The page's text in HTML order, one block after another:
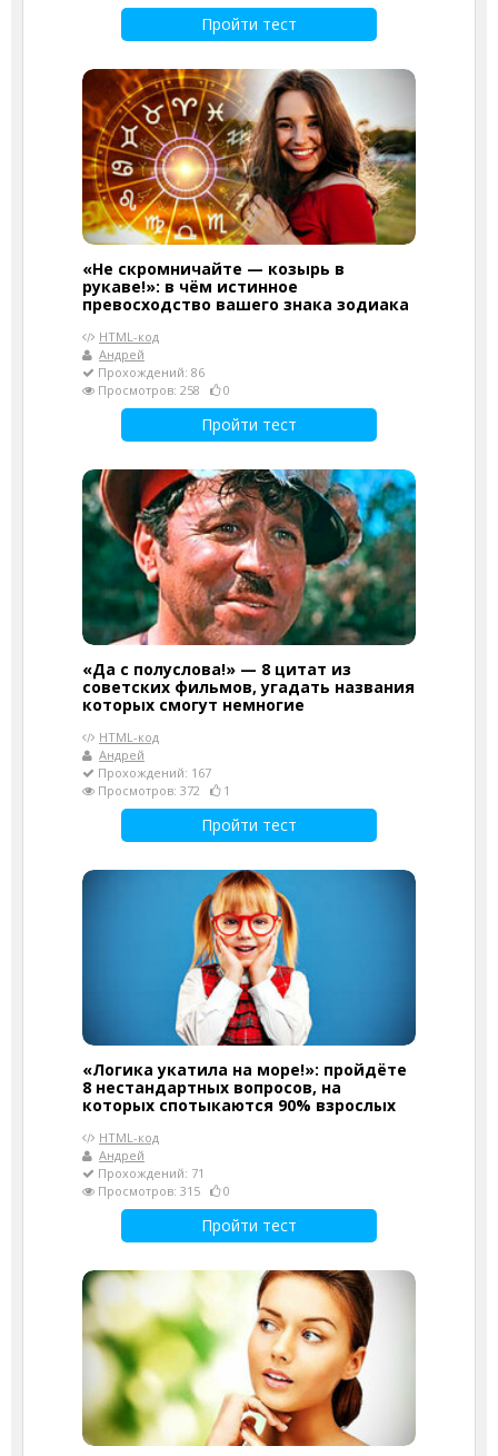
Пройти тест
«Не скромничайте — козырь в
рукаве!»: в чём истинное
превосходство вашего знака зодиака
HTML-код
Андрей
Прохождений: 86
Просмотров: 258
0
Пройти тест
«Да с полуслова!» — 8 цитат из
советских фильмов, угадать названия
которых смогут немногие
HTML-код
Андрей
Прохождений: 167
Просмотров: 372
1
Пройти тест
«Логика укатила на море!»: пройдёте
8 нестандартных вопросов, на
которых спотыкаются 90% взрослых
HTML-код
Андрей
Прохождений: 71
Просмотров: 315
0
Пройти тест